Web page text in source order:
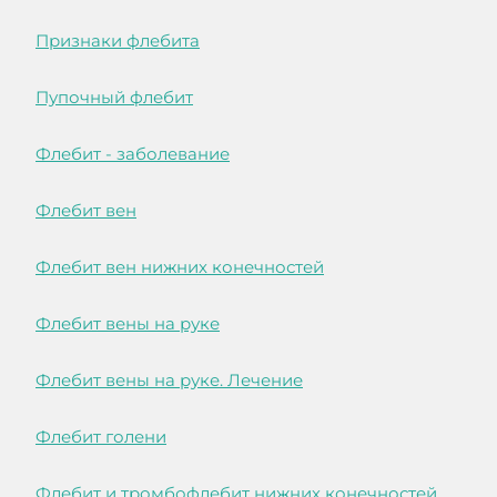
Признаки флебита
Пупочный флебит
Флебит - заболевание
Флебит вен
Флебит вен нижних конечностей
Флебит вены на руке
Флебит вены на руке. Лечение
Флебит голени